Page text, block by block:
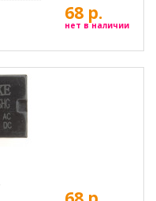
68 р.
нет в наличии